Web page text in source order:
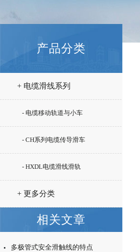
产品分类
+ 电缆滑线系列
- 电缆移动轨道与小车
- CH系列电缆传导滑车
- HXDL电缆滑线滑轨
+ 更多分类
相关文章
多极管式安全滑触线的特点